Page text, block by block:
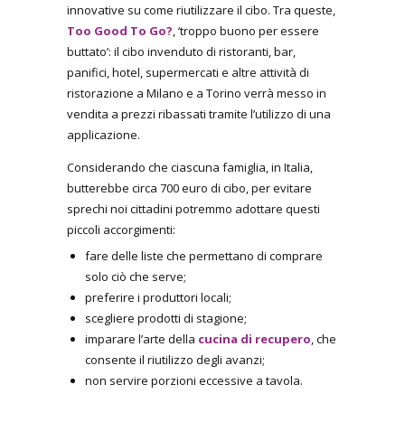
innovative su come riutilizzare il cibo. Tra queste,
Too Good To Go?, ‘troppo buono per essere
buttato’: il cibo invenduto di ristoranti, bar,
panifici, hotel, supermercati e altre attività di
ristorazione a Milano e a Torino verrà messo in
vendita a prezzi ribassati tramite l’utilizzo di una
applicazione.
Considerando che ciascuna famiglia, in Italia,
butterebbe circa 700 euro di cibo, per evitare
sprechi noi cittadini potremmo adottare questi
piccoli accorgimenti:
fare delle liste che permettano di comprare
solo ciò che serve;
preferire i produttori locali;
scegliere prodotti di stagione;
imparare l’arte della cucina di recupero, che
consente il riutilizzo degli avanzi;
non servire porzioni eccessive a tavola.